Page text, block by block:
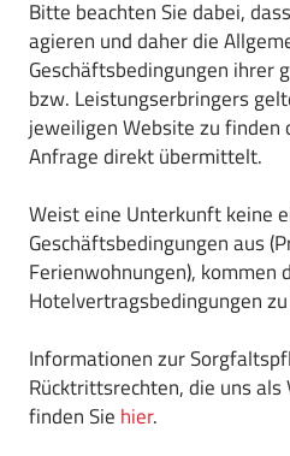
Bitte beachten Sie dabei,
agieren und daher die
Geschäftsbedingungen ihrer
bzw. Leistungserbringers
jeweiligen Website zu finden
Anfrage direkt übermittelt.
Weist eine Unterkunft keine
Geschäftsbedingungen aus
Ferienwohnungen), kommen
Hotelvertragsbedingungen
Informationen zur
Rücktrittsrechten, die uns
finden Sie hier.